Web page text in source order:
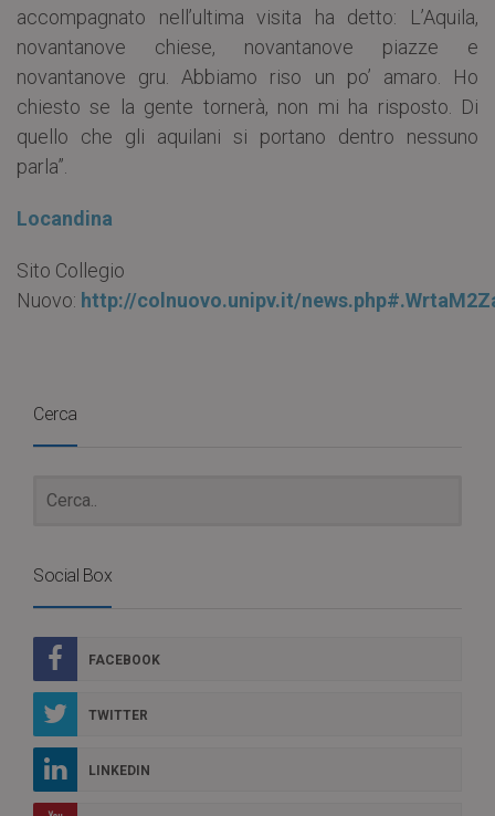
accompagnato nell’ultima visita ha detto: L’Aquila,
novantanove chiese, novantanove piazze e
novantanove gru. Abbiamo riso un po’ amaro. Ho
chiesto se la gente tornerà, non mi ha risposto. Di
quello che gli aquilani si portano dentro nessuno
parla”.
Locandina
Sito Collegio
Nuovo: http://colnuovo.unipv.it/
Cerca
Social Box
FACEBOOK
TWITTER
LINKEDIN